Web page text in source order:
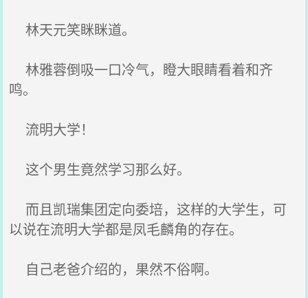
林天元笑眯眯道。
林雅蓉倒吸一口冷气，瞪大眼睛看着和齐
鸣。
流明大学！
这个男生竟然学习那么好。
而且凯瑞集团定向委培，这样的大学生，可
以说在流明大学都是凤毛麟角的存在。
自己老爸介绍的，果然不俗啊。